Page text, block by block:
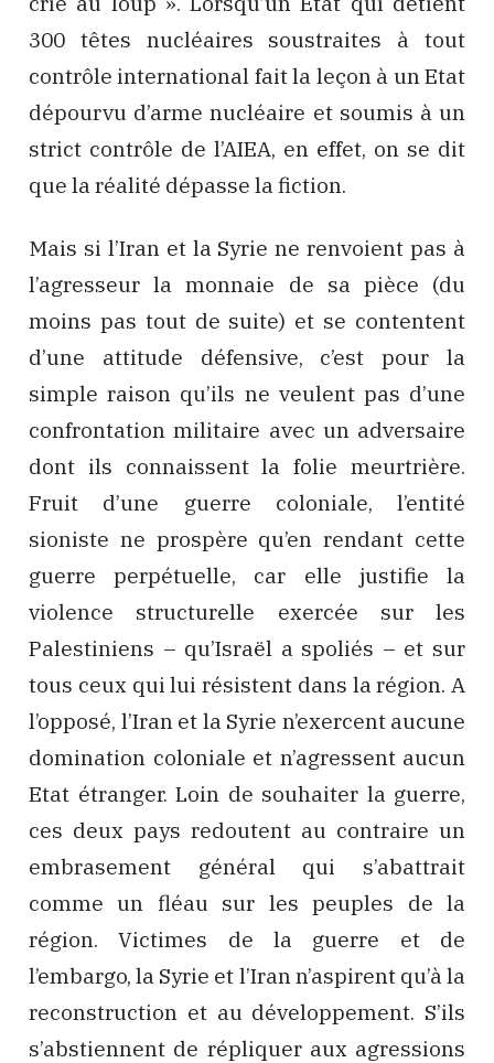
300 têtes nucléaires soustraites à tout
contrôle international fait la leçon à un Etat
dépourvu d’arme nucléaire et soumis à un
strict contrôle de l’AIEA, en effet, on se dit
que la réalité dépasse la fiction.
Mais si l’Iran et la Syrie ne renvoient pas à
l’agresseur la monnaie de sa pièce (du
moins pas tout de suite) et se contentent
d’une attitude défensive, c’est pour la
simple raison qu’ils ne veulent pas d’une
confrontation militaire avec un adversaire
dont ils connaissent la folie meurtrière.
Fruit d’une guerre coloniale, l’entité
sioniste ne prospère qu’en rendant cette
guerre perpétuelle, car elle justifie la
violence structurelle exercée sur les
Palestiniens – qu’Israël a spoliés – et sur
tous ceux qui lui résistent dans la région. A
l’opposé, l’Iran et la Syrie n’exercent aucune
domination coloniale et n’agressent aucun
Etat étranger. Loin de souhaiter la guerre,
ces deux pays redoutent au contraire un
embrasement général qui s’abattrait
comme un fléau sur les peuples de la
région. Victimes de la guerre et de
l’embargo, la Syrie et l’Iran n’aspirent qu’à la
reconstruction et au développement. S’ils
s’abstiennent de répliquer aux agressions